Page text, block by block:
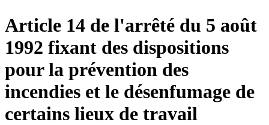
Article 14 de l'arrêté du 5 août
1992 fixant des dispositions
pour la prévention des
incendies et le désenfumage de
certains lieux de travail